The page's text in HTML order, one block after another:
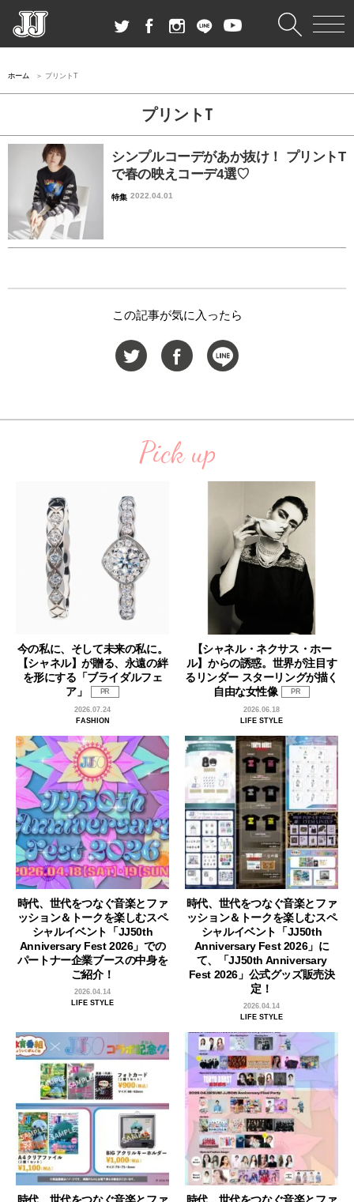
ホーム プリントT
プリントT
シンプルコーデがあか抜け！ プリントT
で春の映えコーデ4選♡
特集 2022.04.01
この記事が気に入ったら
Pick up
今の私に、そして未来の私に。
【シャネル】が贈る、永遠の絆
を形にする「ブライダルフェ
ア」
PR
2026.07.24
FASHION
【シャネル・ネクサス・ホー
ル】からの誘惑。世界が注目す
るリンダー スターリングが描く
自由な女性像
PR
2026.06.18
LIFE STYLE
時代、世代をつなぐ音楽とファ
ッション＆トークを楽しむスペ
シャルイベント「JJ50th
Anniversary Fest 2026」での
パートナー企業ブースの中身を
ご紹介！
2026.04.14
LIFE STYLE
時代、世代をつなぐ音楽とファ
ッション＆トークを楽しむスペ
シャルイベント「JJ50th
Anniversary Fest 2026」に
て、「JJ50th Anniversary
Fest 2026」公式グッズ販売決
定！
2026.04.14
LIFE STYLE
時代、世代をつなぐ音楽とファ
時代、世代をつなぐ音楽とファ